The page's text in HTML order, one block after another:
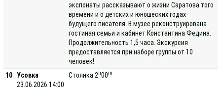
экспонаты рассказывают о жизни Саратова того
времени и о детских и юношеских годах
будущего писателя. В музее реконструирована
гостиная семьи и кабинет Константина Федина.
Продолжительность 1,5 часа. Экскурсия
предоставляется при наборе группы от 10
человек!
10 Усовка
23.06.2026 14:00
Стоянка 2 h00m